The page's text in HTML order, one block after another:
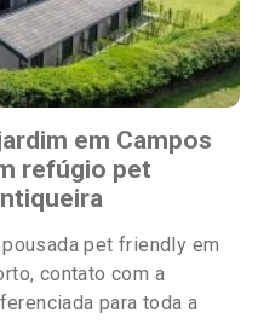
em Campos
refúgio pet
pet friendly em
contato com a
para toda a